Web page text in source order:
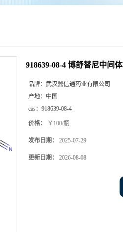
918639-08-4 博舒替尼中间体
品牌： 武汉鼎信通药业有限公司
产地： 中国
cas： 918639-08-4
价格： ￥100/瓶
发布日期： 2025-07-29
更新日期： 2026-08-08